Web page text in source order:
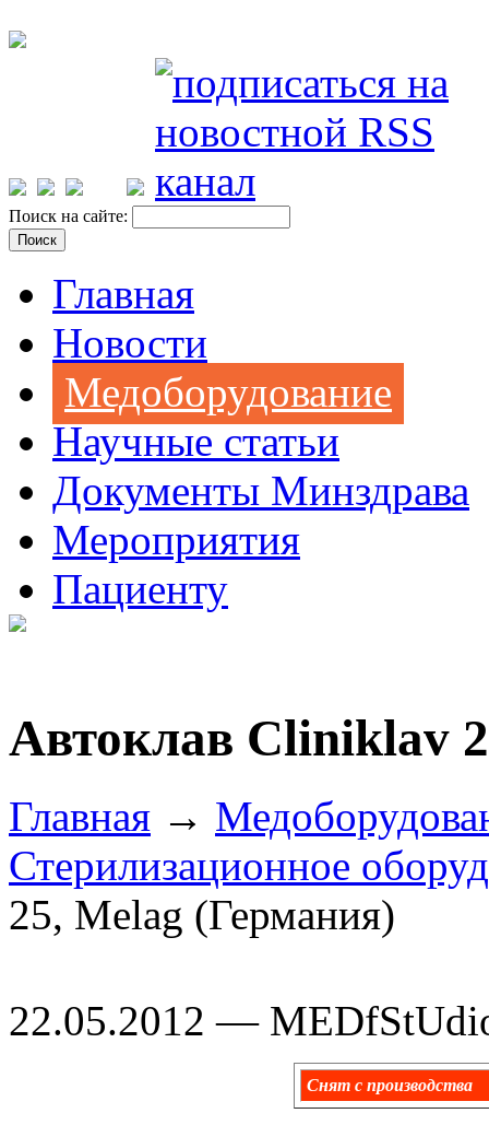
Поиск на сайте:
Главная
Новости
Медоборудование
Научные статьи
Документы Минздрава
Мероприятия
Пациенту
Автоклав Cliniklav
Главная →
Стерилизационное
25, Melag (Германия)
22.05.2012 —
Снят с производства